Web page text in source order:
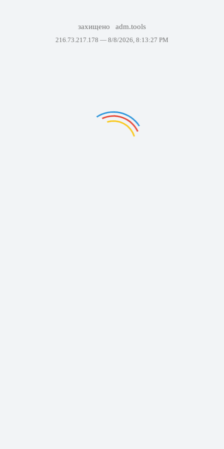
захищено adm.tools
216.73.217.178 — 8/8/2026, 8:13:27 PM